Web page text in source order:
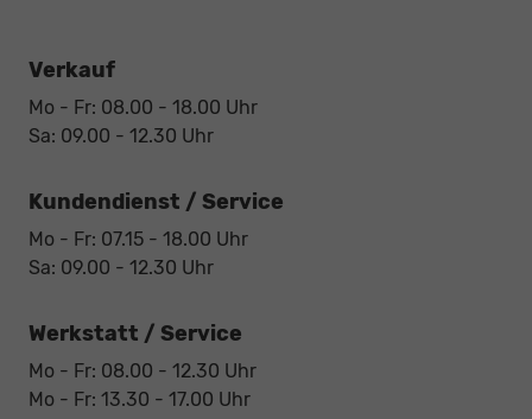
Verkauf
Mo - Fr: 08.00 - 18.00 Uhr
Sa: 09.00 - 12.30 Uhr
Kundendienst / Service
Mo - Fr: 07.15 - 18.00 Uhr
Sa: 09.00 - 12.30 Uhr
Werkstatt / Service
Mo - Fr: 08.00 - 12.30 Uhr
Mo - Fr: 13.30 - 17.00 Uhr